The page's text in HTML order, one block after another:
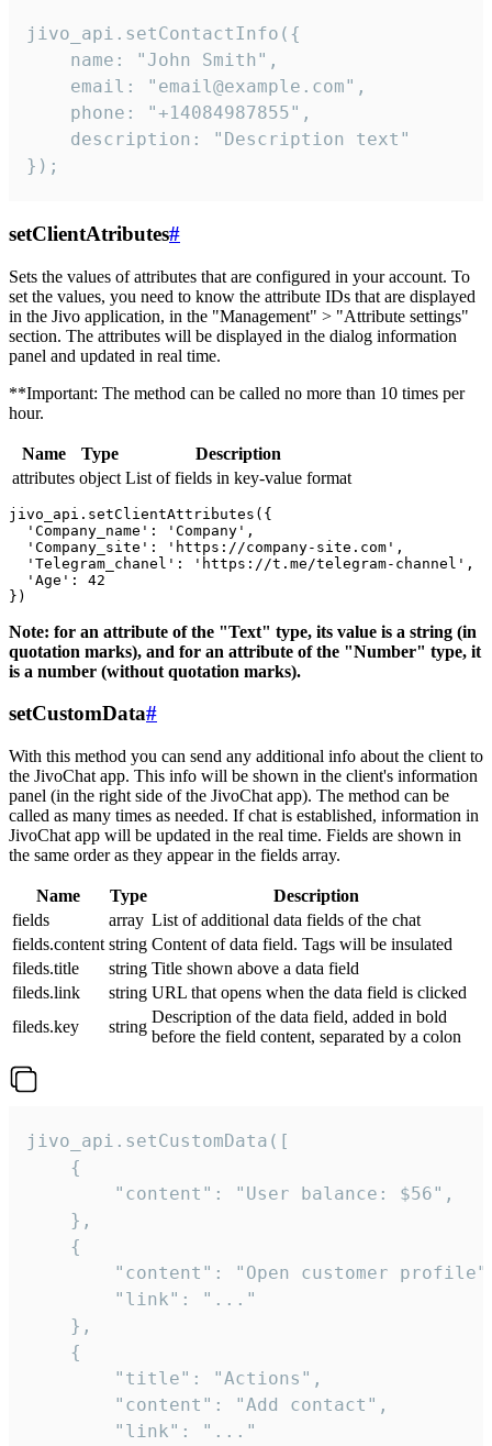
jivo_api.setContactInfo({
    name: "John Smith",
    email: "email@example.com",
    phone: "+14084987855",
    description: "Description text"
});
setClientAtributes#
Sets the values ​​of attributes that are configured in your account. To
set the values, you need to know the attribute IDs that are displayed
in the Jivo application, in the "Management" > "Attribute settings"
section. The attributes will be displayed in the dialog information
panel and updated in real time.
**Important: The method can be called no more than 10 times per
hour.
Name Type
Description
attributes object List of fields in key-value format
jivo_api.setClientAttributes({
  'Company_name': 'Company',
  'Company_site': 'https://company-site.com',
  'Telegram_chanel': 'https://t.me/telegram-channel',
  'Age': 42
Note: for an attribute of the "Text" type, its value is a string (in
quotation marks), and for an attribute of the "Number" type, it
is a number (without quotation marks).
setCustomData#
With this method you can send any additional info about the client to
the JivoChat app. This info will be shown in the client's information
panel (in the right side of the JivoChat app). The method can be
called as many times as needed. If chat is established, information in
JivoChat app will be updated in the real time. Fields are shown in
the same order as they appear in the fields array.
Name Type
Description
fields
array List of additional data fields of the chat
fields.content string Content of data field. Tags will be insulated
fileds.title
string Title shown above a data field
fileds.link
string URL that opens when the data field is clicked
fileds.key
string
Description of the data field, added in bold
before the field content, separated by a colon
jivo_api.setCustomData([
    {
        "content": "User balance: $56",
    },
    {
"content": "Open customer
        "link": "..."
    },
    {
        "title": "Actions",
        "content": "Add contact",
        "link": "..."